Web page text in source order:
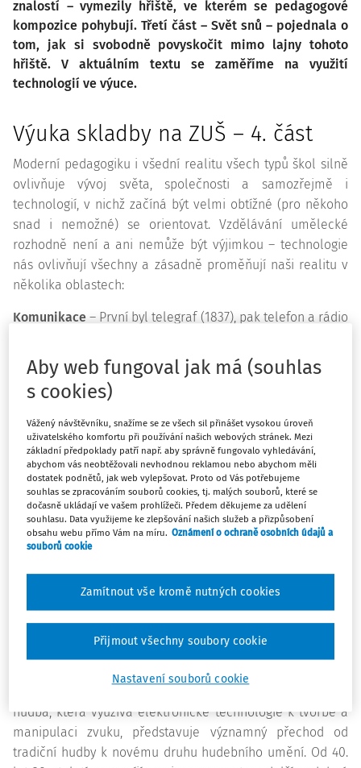
znalostí – vymezily hřiště, ve kterém se pedagogové
kompozice pohybují. Třetí část – Svět snů – pojednala o
tom, jak si svobodně povyskočit mimo lajny tohoto
hřiště. V aktuálním textu se zaměříme na využití
technologií ve výuce.
Výuka skladby na ZUŠ – 4. část
Moderní pedagogiku i všední realitu všech typů škol silně
ovlivňuje vývoj světa, společnosti a samozřejmě i
technologií, v nichž začíná být velmi obtížné (pro někoho
snad i nemožné) se orientovat. Vzdělávání umělecké
rozhodně není a ani nemůže být výjimkou – technologie
nás ovlivňují všechny a zásadně proměňují naši realitu v
několika oblastech:
Komunikace – První byl telegraf (1837), pak telefon a rádio
demagogické a propracované propagandy. Zároveň však
demokratizovalo přístup k vysokému umění, které bylo
rázem dostupné komukoli s rozhlasovým přijímačem.
Tento dvojsečný užitek technologií pokračoval nástupem
televize a později internetu (sociálních sítí, komunikačních
aplikací atd.). Dnes má téměř každý celý svět na dosah ve
svém mobilním telefonu. Můžeme a máme tedy
smartphony a další technologie ve školách zakázat?
Anebo je využít jako pedagogický nástroj?
Technologie slouží pro
materie uměleckého díla. Od prvního fonografu (1877)
uplynulo téměř 150 let. O 18 let později „Přijel vlak do
stanice“ v prvním filmu bratří Lumierů. Místo záznamů
divadelních představení si film našel svou vlastní
uměleckou cestu. Hudbě trvalo hledání nové formy déle –
fonografy, šelakové a později vinylové desky
hudba, která využívá elektronické technologie k tvorbě a
manipulaci zvuku, představuje významný přechod od
tradiční hudby k novému druhu hudebního umění. Od 40.
Aby web fungoval jak má (souhlas
s cookies)
Vážený návštěvníku, snažíme se ze všech sil přinášet vysokou úroveň
uživatelského komfortu při používání našich webových stránek. Mezi
základní předpoklady patří např. aby správně fungovalo vyhledávání,
abychom vás neobtěžovali nevhodnou reklamou nebo abychom měli
dostatek podnětů, jak web vylepšovat. Proto od Vás potřebujeme
souhlas se zpracováním souborů cookies, tj. malých souborů, které se
dočasně ukládají ve vašem prohlížeči. Předem děkujeme za udělení
souhlasu. Data využijeme ke zlepšování našich služeb a přizpůsobení
obsahu webu přímo Vám na míru. Oznámení o ochraně osobních údajů a
souborů cookie
Nastavení souborů cookie
Zamítnout vše kromě nutných cookies
Přijmout všechny soubory cookie